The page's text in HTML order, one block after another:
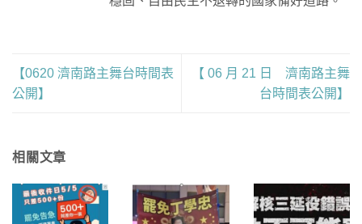
【0620 濟南路主舞台時間表
公開】
【 06 月 21 日 濟南路主舞
台時間表公開】
相關文章